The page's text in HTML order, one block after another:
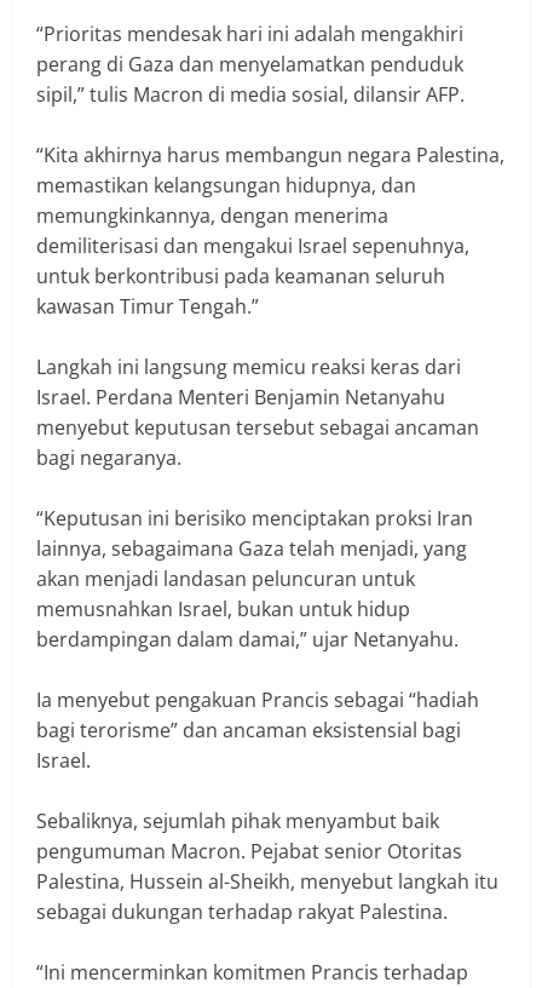
“Prioritas mendesak hari ini adalah mengakhiri
perang di Gaza dan menyelamatkan penduduk
sipil,” tulis Macron di media sosial, dilansir AFP.
“Kita akhirnya harus membangun negara Palestina,
memastikan kelangsungan hidupnya, dan
memungkinkannya, dengan menerima
demiliterisasi dan mengakui Israel sepenuhnya,
untuk berkontribusi pada keamanan seluruh
kawasan Timur Tengah.”
Langkah ini langsung memicu reaksi keras dari
Israel. Perdana Menteri Benjamin Netanyahu
menyebut keputusan tersebut sebagai ancaman
bagi negaranya.
“Keputusan ini berisiko menciptakan proksi Iran
lainnya, sebagaimana Gaza telah menjadi, yang
akan menjadi landasan peluncuran untuk
memusnahkan Israel, bukan untuk hidup
berdampingan dalam damai,” ujar Netanyahu.
Ia menyebut pengakuan Prancis sebagai “hadiah
bagi terorisme” dan ancaman eksistensial bagi
Israel.
Sebaliknya, sejumlah pihak menyambut baik
pengumuman Macron. Pejabat senior Otoritas
Palestina, Hussein al-Sheikh, menyebut langkah itu
sebagai dukungan terhadap rakyat Palestina.
“Ini mencerminkan komitmen Prancis terhadap